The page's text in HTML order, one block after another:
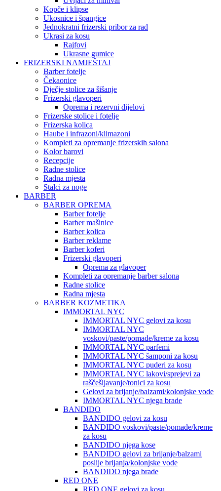
Kopče i klipse
Ukosnice i špangice
Jednokratni frizerski pribor za rad
Ukrasi za kosu
Rajfovi
Ukrasne gumice
FRIZERSKI NAMJEŠTAJ
Barber fotelje
Čekaonice
Dječje stolice za šišanje
Frizerski glavoperi
Oprema i rezervni dijelovi
Frizerske stolice i fotelje
Frizerska kolica
Haube i infrazoni/klimazoni
Kompleti za opremanje frizerskih salona
Kolor barovi
Recepcije
Radne stolice
Radna mjesta
Stalci za noge
BARBER
BARBER OPREMA
Barber fotelje
Barber mašinice
Barber kolica
Barber reklame
Barber koferi
Frizerski glavoperi
Oprema za glavoper
Kompleti za opremanje barber salona
Radne stolice
Radna mjesta
BARBER KOZMETIKA
IMMORTAL NYC
IMMORTAL NYC gelovi za kosu
IMMORTAL NYC
voskovi/paste/pomade/kreme za kosu
IMMORTAL NYC parfemi
IMMORTAL NYC šamponi za kosu
IMMORTAL NYC puderi za kosu
IMMORTAL NYC lakovi/sprejevi za
raščešljavanje/tonici za kosu
Gelovi za brijanje/balzami/kolonjske vode
IMMORTAL NYC njega brade
BANDIDO
BANDIDO gelovi za kosu
BANDIDO voskovi/paste/pomade/kreme
za kosu
BANDIDO njega kose
BANDIDO gelovi za brijanje/balzami
poslije brijanja/kolonjske vode
BANDIDO njega brade
RED ONE
RED ONE gelovi za kosu